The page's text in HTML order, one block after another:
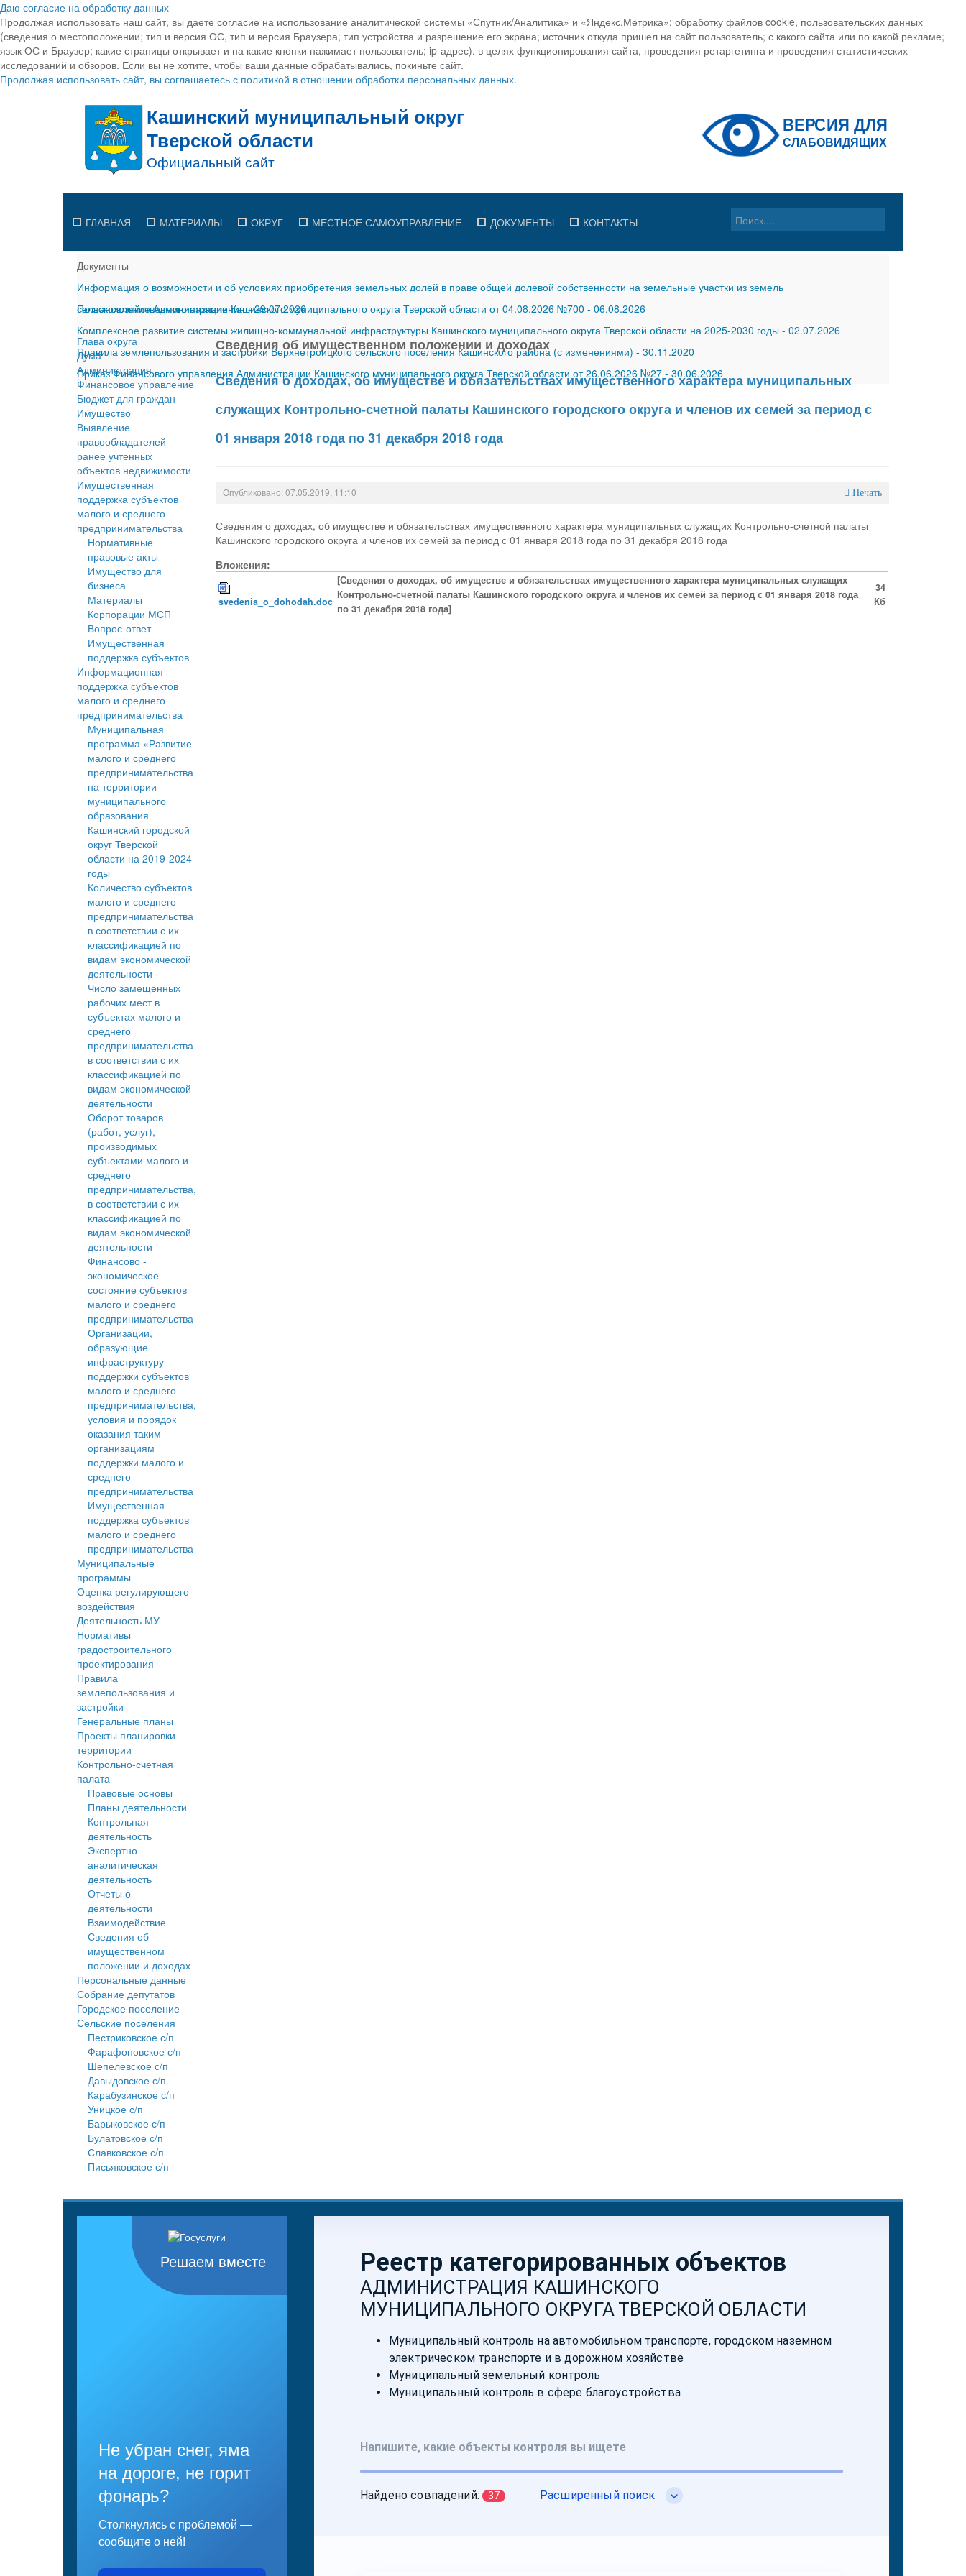
Даю согласие на обработку данных
Продолжая использовать наш сайт, вы даете согласие на использование аналитической системы «Спутник/Аналитика» и «Яндекс.Метрика»; обработку файлов cookie, пользовательских данных
(сведения о местоположении; тип и версия ОС, тип и версия Браузера; тип устройства и разрешение его экрана; источник откуда пришел на сайт пользователь; с какого сайта или по какой рекламе;
язык ОС и Браузер; какие страницы открывает и на какие кнопки нажимает пользователь; ip-адрес). в целях функционирования сайта, проведения ретаргетинга и проведения статистических
исследований и обзоров. Если вы не хотите, чтобы ваши данные обрабатывались, покиньте сайт.
Продолжая использовать сайт, вы соглашаетесь с политикой в отношении обработки персональных данных.
ГЛАВНАЯ МАТЕРИАЛЫ ОКРУГ МЕСТНОЕ САМОУПРАВЛЕНИЕ ДОКУМЕНТЫ КОНТАКТЫ
Документы
Информация о возможности и об условиях приобретения земельных долей в праве общей долевой собственности на земельные участки из земель
сельскохозяйственного назначения-29.07.2026
Постановление Администрации Кашинского муниципального округа Тверской области от 04.08.2026 №700 - 06.08.2026
Комплексное развитие системы жилищно-коммунальной инфраструктуры Кашинского муниципального округа Тверской области на 2025-2030 годы - 02.07.2026
Правила землепользования и застройки Верхнетроицкого сельского поселения Кашинского района (с изменениями) - 30.11.2020
Приказ Финансового управления Администрации Кашинского муниципального округа Тверской области от 26.06.2026 №27 - 30.06.2026
Глава округа
Дума
Администрация
Финансовое управление
Бюджет для граждан
Имущество
Выявление
правообладателей
ранее учтенных
объектов недвижимости
Имущественная
поддержка субъектов
малого и среднего
предпринимательства
Нормативные
правовые акты
Имущество для
бизнеса
Материалы
Корпорации МСП
Вопрос-ответ
Имущественная
поддержка субъектов
Информационная
поддержка субъектов
малого и среднего
предпринимательства
Муниципальная
программа «Развитие
малого и среднего
предпринимательства
на территории
муниципального
образования
Кашинский городской
округ Тверской
области на 2019-2024
годы
Количество субъектов
малого и среднего
предпринимательства
в соответствии с их
классификацией по
видам экономической
деятельности
Число замещенных
рабочих мест в
субъектах малого и
среднего
предпринимательства
в соответствии с их
классификацией по
видам экономической
деятельности
Оборот товаров
(работ, услуг),
производимых
субъектами малого и
среднего
предпринимательства,
в соответствии с их
классификацией по
видам экономической
деятельности
Финансово -
экономическое
состояние субъектов
малого и среднего
предпринимательства
Организации,
образующие
инфраструктуру
поддержки субъектов
малого и среднего
предпринимательства,
условия и порядок
оказания таким
организациям
поддержки малого и
среднего
предпринимательства
Имущественная
поддержка субъектов
малого и среднего
предпринимательства
Муниципальные
программы
Оценка регулирующего
воздействия
Деятельность МУ
Нормативы
градостроительного
проектирования
Правила
землепользования и
застройки
Генеральные планы
Проекты планировки
территории
Контрольно-счетная
палата
Правовые основы
Планы деятельности
Контрольная
деятельность
Экспертно-
аналитическая
деятельность
Отчеты о
деятельности
Взаимодействие
Сведения об
имущественном
положении и доходах
Персональные данные
Собрание депутатов
Городское поселение
Сельские поселения
Пестриковское с/п
Фарафоновское с/п
Шепелевское с/п
Давыдовское с/п
Карабузинское с/п
Уницкое с/п
Барыковское с/п
Булатовское с/п
Славковское с/п
Письяковское с/п
Сведения об имущественном положении и доходах
Сведения о доходах, об имуществе и обязательствах имущественного характера муниципальных
служащих Контрольно-счетной палаты Кашинского городского округа и членов их семей за период с
01 января 2018 года по 31 декабря 2018 года
Опубликовано: 07.05.2019, 11:10 Печать
Сведения о доходах, об имуществе и обязательствах имущественного характера муниципальных служащих Контрольно-счетной палаты
Кашинского городского округа и членов их семей за период с 01 января 2018 года по 31 декабря 2018 года
Вложения:
svedenia_o_dohodah.doc
[Сведения о доходах, об имуществе и обязательствах имущественного характера муниципальных служащих
Контрольно-счетной палаты Кашинского городского округа и членов их семей за период с 01 января 2018 года
по 31 декабря 2018 года]
34
Кб
Решаем вместе
Не убран снег, яма
на дороге, не горит
фонарь?
Столкнулись с проблемой —
сообщите о ней!